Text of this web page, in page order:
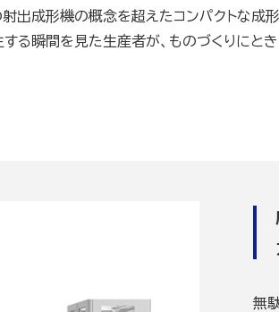
成形機の概念を超えたコンパクトな成
る瞬間を見た生産者が、ものづくりにと
無